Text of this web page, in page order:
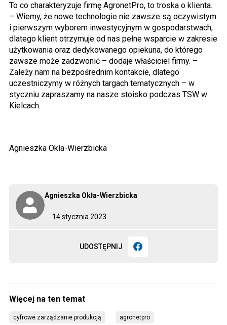
14 stycznia 2023
Agnieszka Okła-Wierzbicka
UDOSTĘPNIJ
To co charakteryzuje firmę AgronetPro, to troska o klienta.
– Wiemy, że nowe technologie nie zawsze są oczywistym
i pierwszym wyborem inwestycyjnym w gospodarstwach,
dlatego klient otrzymuje od nas pełne wsparcie w zakresie
użytkowania oraz dedykowanego opiekuna, do którego
zawsze może zadzwonić – dodaje właściciel firmy. –
Zależy nam na bezpośrednim kontakcie, dlatego
uczestniczymy w różnych targach tematycznych – w
styczniu zapraszamy na nasze stoisko podczas TSW w
Kielcach.
Agnieszka Okła-Wierzbicka
cyfrowe zarządzanie produkcją agronetpro